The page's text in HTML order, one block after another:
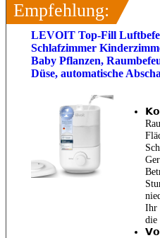
Empfehlung:
LEVOIT Top-Fill
Schlafzimmer
Baby Pflanzen,
Düse, automatische
Ihr
die